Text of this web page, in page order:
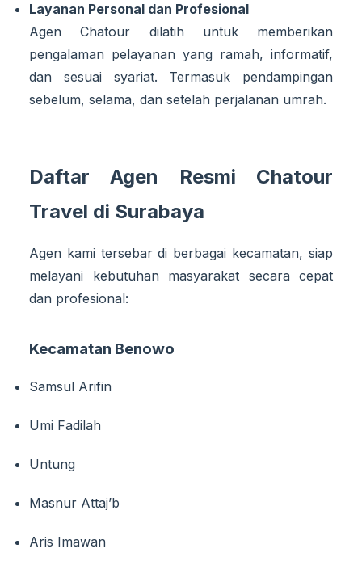
Layanan Personal dan Profesional
Agen Chatour dilatih untuk memberikan
pengalaman pelayanan yang ramah, informatif,
dan sesuai syariat. Termasuk pendampingan
sebelum, selama, dan setelah perjalanan umrah.
Daftar Agen Resmi Chatour
Travel di Surabaya
Agen kami tersebar di berbagai kecamatan, siap
melayani kebutuhan masyarakat secara cepat
dan profesional:
Kecamatan Benowo
Samsul Arifin
Umi Fadilah
Untung
Masnur Attaj’b
Aris Imawan